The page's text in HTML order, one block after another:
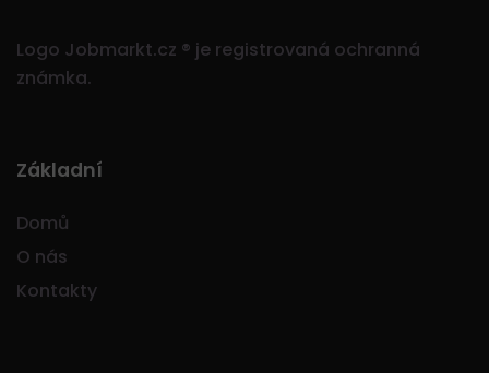
Logo Jobmarkt.cz ® je registrovaná ochranná
známka.
Základní
Domů
O nás
Kontakty